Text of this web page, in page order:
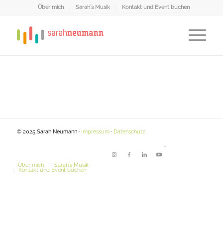
Über mich Sarah´s Musik Kontakt und Event buchen
© 2025 Sarah Neumann · Impressum· Datenschutz
-
Über mich Sarah´s Musik
Kontakt und Event buchen